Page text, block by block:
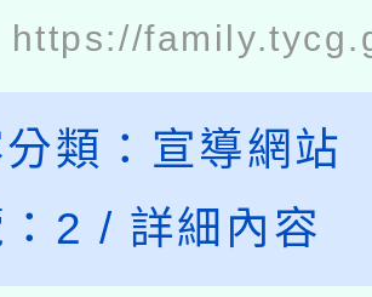
https://
類： 宣導網站
2 / 詳細內容